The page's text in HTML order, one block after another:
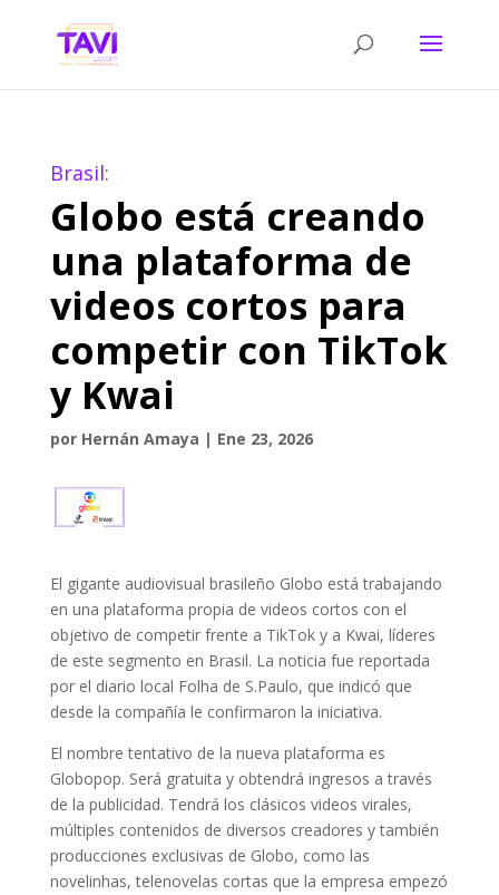
Brasil:
Globo está creando
una plataforma de
videos cortos para
competir con TikTok
y Kwai
por Hernán Amaya | Ene 23, 2026
El gigante audiovisual brasileño Globo está trabajando
en una plataforma propia de videos cortos con el
objetivo de competir frente a TikTok y a Kwai, líderes
de este segmento en Brasil. La noticia fue reportada
por el diario local Folha de S.Paulo, que indicó que
desde la compañía le confirmaron la iniciativa.
El nombre tentativo de la nueva plataforma es
Globopop. Será gratuita y obtendrá ingresos a través
de la publicidad. Tendrá los clásicos videos virales,
múltiples contenidos de diversos creadores y también
producciones exclusivas de Globo, como las
novelinhas, telenovelas cortas que la empresa empezó